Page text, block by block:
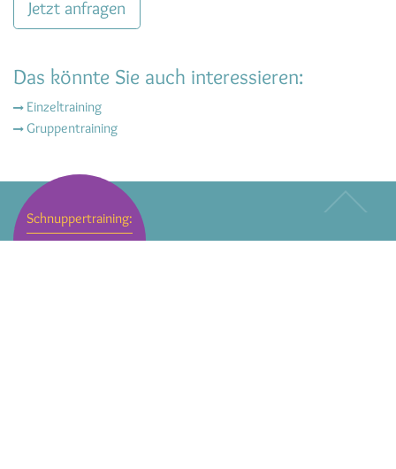
Jetzt anfragen
Das könnte Sie auch interessieren:
Einzeltraining
Gruppentraining
Schnuppertraining:
Jetzt
Kontakt